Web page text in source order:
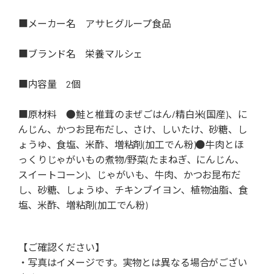
■メーカー名 アサヒグループ食品
■ブランド名 栄養マルシェ
■内容量 2個
■原材料 ●鮭と椎茸のまぜごはん/精白米(国産)、に
んじん、かつお昆布だし、さけ、しいたけ、砂糖、し
ょうゆ、食塩、米酢、増粘剤(加工でん粉)●牛肉とほ
っくりじゃがいもの煮物/野菜(たまねぎ、にんじん、
スイートコーン)、じゃがいも、牛肉、かつお昆布だ
し、砂糖、しょうゆ、チキンブイヨン、植物油脂、食
塩、米酢、増粘剤(加工でん粉)
【ご確認ください】
・写真はイメージです。実物とは異なる場合がござい